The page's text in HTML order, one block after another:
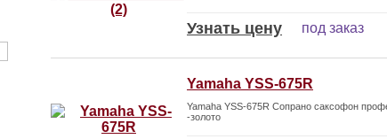
Узнать цену под заказ
Yamaha YSS-675R
Yamaha YSS-675R Сопрано саксофон
-золото